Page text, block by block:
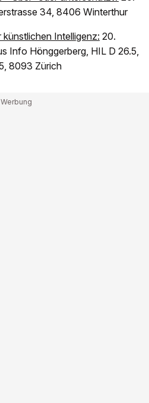
34, 8406 Winterthur
künstlichen Intelligenz: 20.
Info Hönggerberg, HIL D 26.5,
8093 Zürich